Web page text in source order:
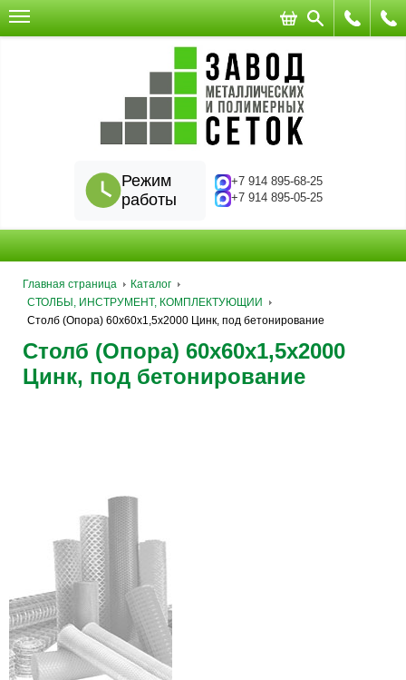
+7 914 895-68-25
+7 914 895-05-25
Режим
работы
Главная страница
Каталог
СТОЛБЫ, ИНСТРУМЕНТ, КОМПЛЕКТУЮЩИИ
Столб (Опора) 60х60х1,5x2000 Цинк, под бетонирование
Столб (Опора) 60х60х1,5x2000
Цинк, под бетонирование